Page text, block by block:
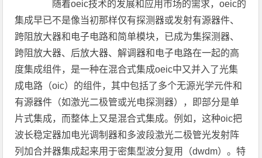
随着oeic技术的发展和应用市场的需求，oeic的
集成早已不是像当初那样仅有探测器或发射有源器件、
跨阻放大器和电子电路和简单模块，已成为集探测器、
跨阻放大器、后放大器、解调器和电子电路在一起的高
度集成组件，是一种在混合式集成oeic中又并入了光集
成电路（oic）的组件，其中包括了多个无源光学元件和
有源器件（如激光二极管或光电探测器），即部分是单
片式集成，而整体上又是混合式集成。例如，这种oic把
波长稳定器加电光调制器和多波段激光二极管光发射阵
列加合并器集成起来用于密集型波分复用（dwdm）。特